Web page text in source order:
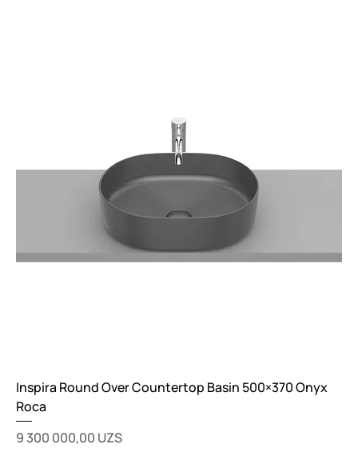
Inspira Round Over Countertop Basin 500×370 Onyx
Roca
Цена
9 300 000,00 UZS